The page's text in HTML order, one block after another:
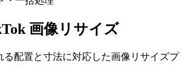
画像リサイズ
る配置と寸法に対応した画像リサイズプ